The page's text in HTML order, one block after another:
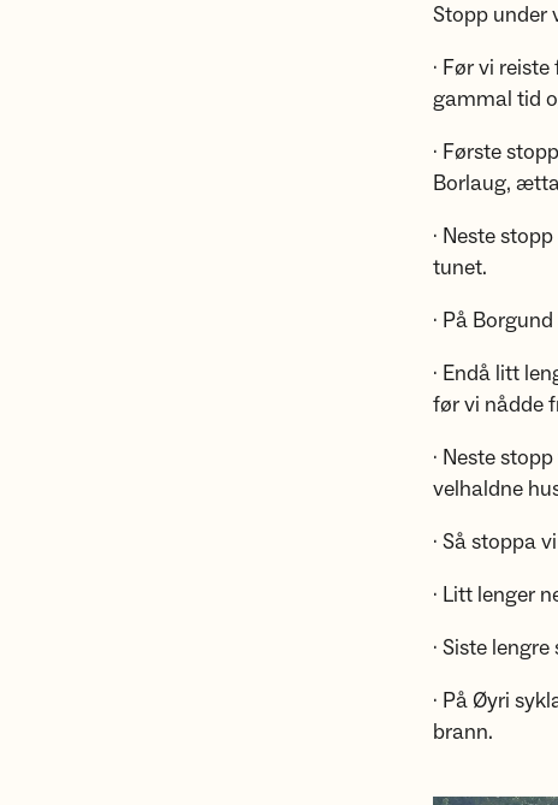
Stopp under
· Før vi
gammal tid
· Første
Borlaug,
· Neste
tunet.
· På
· Endå litt
før vi nådde
· Neste
velhaldne
· Så stoppa
· Litt lenger
· Siste
· På Øyri
brann.